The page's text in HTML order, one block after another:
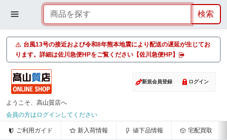
台風13号の接近および令和8年熊本地震により配送の遅延が生じてお
ります。詳細は佐川急便HPをご覧ください【佐川急便HP】
新規会員登録 ログイン
ようこそ、高山質店へ
会員の方はログインしてください
ご利用ガイド 新入荷情報 値下品情報 宅配買取